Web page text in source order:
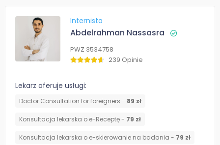
Internista
Abdelrahman Nassasra
PWZ 3534758
239 Opinie
Lekarz oferuje usługi:
Doctor Consultation for foreigners - 89 zł
Konsultacja lekarska o e-Receptę - 79 zł
Konsultacja lekarska o e-skierowanie na badania - 79 zł